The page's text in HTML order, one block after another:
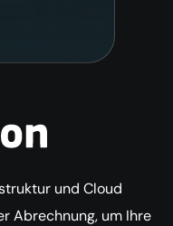
und Cloud
Abrechnung, um Ihre